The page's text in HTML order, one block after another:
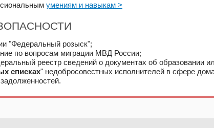
умениям и навыкам >
"Федеральный розыск";
по вопросам миграции МВД России;
реестр сведений о документах об образовании
списках" недобросовестных исполнителей в сфере